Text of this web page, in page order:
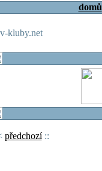
domů
kluby.net
předchozí::